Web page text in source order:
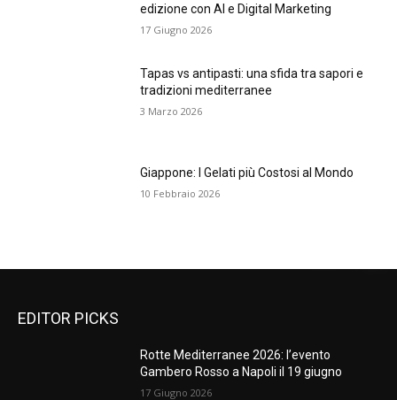
edizione con AI e Digital Marketing
17 Giugno 2026
Tapas vs antipasti: una sfida tra sapori e
tradizioni mediterranee
3 Marzo 2026
Giappone: I Gelati più Costosi al Mondo
10 Febbraio 2026
EDITOR PICKS
Rotte Mediterranee 2026: l’evento
Gambero Rosso a Napoli il 19 giugno
17 Giugno 2026